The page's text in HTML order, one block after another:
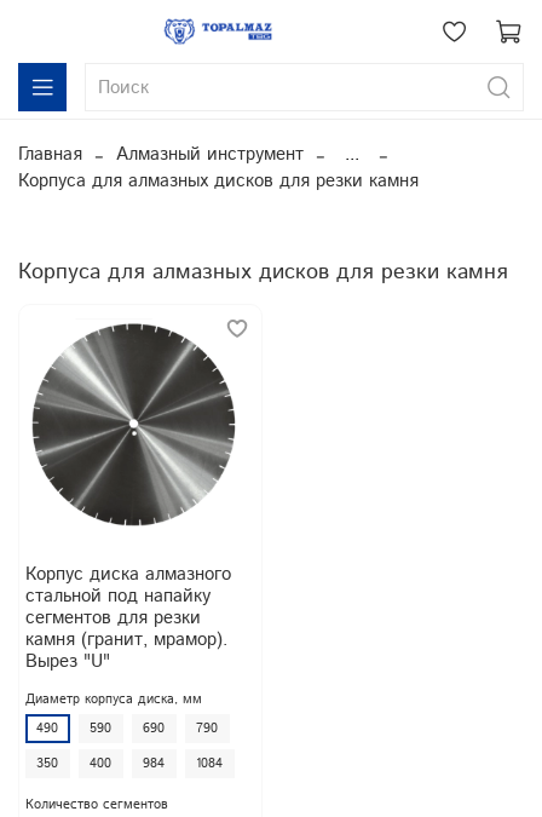
Главная Алмазный инструмент
...
Корпуса для алмазных дисков для резки камня
Корпуса для алмазных дисков для резки камня
Корпус диска алмазного
стальной под напайку
сегментов для резки
камня (гранит, мрамор).
Вырез "U"
Диаметр корпуса диска, мм
490
590 690
790
350
400 984 1084
Количество сегментов